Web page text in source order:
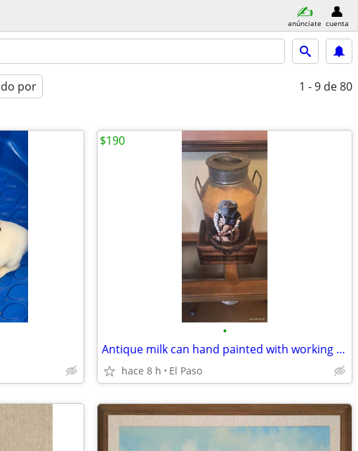
anúnciate cuenta
por 1 - 9 de 80
•
Antique milk can hand painted with working cowboy
hace 8 h El Paso
$190